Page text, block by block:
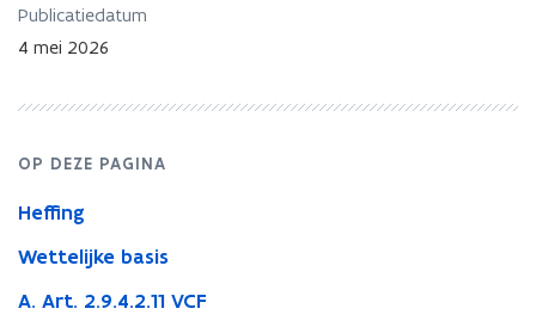
woning
voor
vanaf
Publicatiedatum
4 mei 2026
OP DEZE PAGINA
Heffing
Wettelijke basis
A. Art. 2.9.4.2.11 VCF